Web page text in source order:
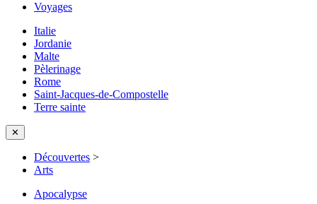
Voyages
Italie
Jordanie
Malte
Pèlerinage
Rome
Saint-Jacques-de-Compostelle
Terre sainte
✕
Découvertes >
Arts
Apocalypse